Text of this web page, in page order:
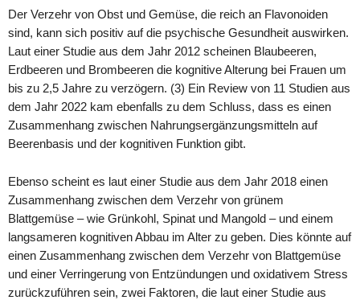
Der Verzehr von Obst und Gemüse, die reich an Flavonoiden
sind, kann sich positiv auf die psychische Gesundheit auswirken.
Laut einer Studie aus dem Jahr 2012 scheinen Blaubeeren,
Erdbeeren und Brombeeren die kognitive Alterung bei Frauen um
bis zu 2,5 Jahre zu verzögern. (3) Ein Review von 11 Studien aus
dem Jahr 2022 kam ebenfalls zu dem Schluss, dass es einen
Zusammenhang zwischen Nahrungsergänzungsmitteln auf
Beerenbasis und der kognitiven Funktion gibt.
Ebenso scheint es laut einer Studie aus dem Jahr 2018 einen
Zusammenhang zwischen dem Verzehr von grünem
Blattgemüse – wie Grünkohl, Spinat und Mangold – und einem
langsameren kognitiven Abbau im Alter zu geben. Dies könnte auf
einen Zusammenhang zwischen dem Verzehr von Blattgemüse
und einer Verringerung von Entzündungen und oxidativem Stress
zurückzuführen sein, zwei Faktoren, die laut einer Studie aus